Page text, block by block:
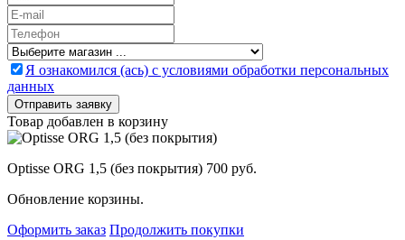
Я ознакомился (ась) с условиями обработки персональных
данных
Товар добавлен в корзину
Optisse ORG 1,5 (без покрытия) 700 руб.
Обновление корзины.
Оформить заказ Продолжить покупки